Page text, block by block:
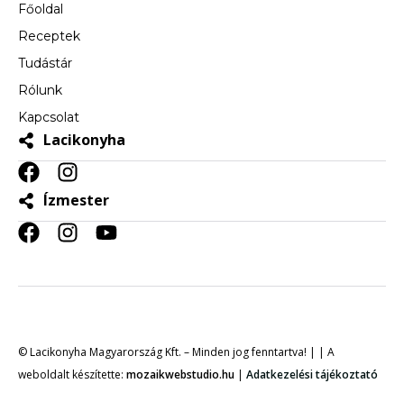
Főoldal
Receptek
Tudástár
Rólunk
Kapcsolat
Lacikonyha
Ízmester
© Lacikonyha Magyarország Kft. – Minden jog fenntartva! | | A
weboldalt készítette: mozaikwebstudio.hu | Adatkezelési tájékoztató